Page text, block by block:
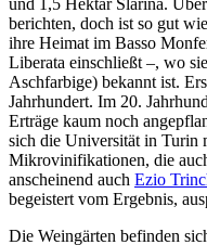
und 1,5 Hektar Slarina.
berichten, doch ist so gut
ihre Heimat im Basso
Liberata einschließt –, wo
Aschfarbige) bekannt ist.
Jahrhundert. Im 20.
Erträge kaum noch
sich die Universität in Turin
Mikrovinifikationen, die
anscheinend auch Ezio
begeistert vom Ergebnis,
Die Weingärten befinden